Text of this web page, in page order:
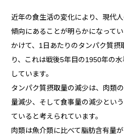
近年の食生活の変化により、現代
傾向にあることが明らかになって
かけて、1日あたりのタンパク質
り、これは戦後5年目の1950年の
しています。
タンパク質摂取量の減少は、肉類
量減少、そして食事量の減少とい
ていると考えられています。
肉類は魚介類に比べて脂肪含有量